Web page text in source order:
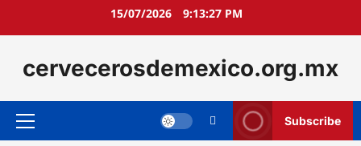
15/07/2026 9:13:29 PM
cervecerosdemexico.org.mx
Primary
Subscribe